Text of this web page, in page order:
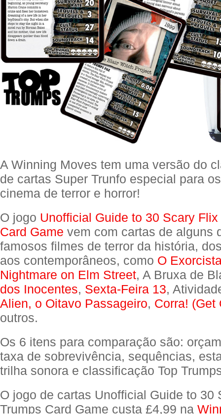
A Winning Moves tem uma versão do
de cartas Super Trunfo especial para
cinema de terror e horror!
O jogo Unofficial Guide to 30 Scary Flix
Card Game vem com cartas de alguns
famosos filmes de terror da história,
aos contemporâneos, como O
Nightmare on Elm Street, A Bruxa de
dos Inocentes, Sexta-Feira 13,
Alien, o Oitavo Passageiro, Corra! (Get
outros.
Os 6 itens para comparação são:
taxa de sobrevivência, sequências,
trilha sonora e classificação Top
O jogo de cartas Unofficial Guide to 30
Trumps Card Game custa £4,99 na